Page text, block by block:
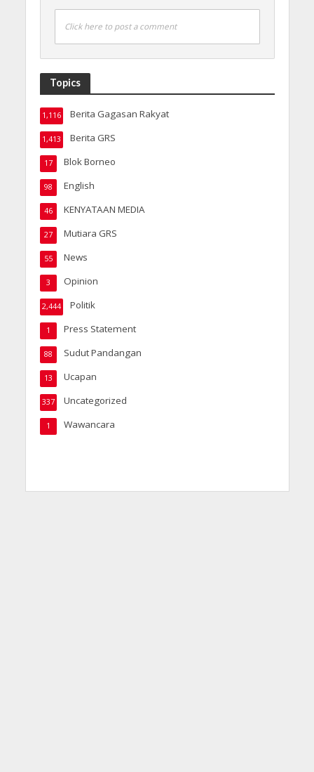
Click here to post a comment
Topics
Berita Gagasan Rakyat
1,116
Berita GRS
1,413
Blok Borneo
17
English
98
KENYATAAN MEDIA
46
Mutiara GRS
27
News
55
Opinion
3
Politik
2,444
Press Statement
1
Sudut Pandangan
88
Ucapan
13
Uncategorized
337
Wawancara
1